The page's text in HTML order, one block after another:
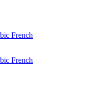
French
French